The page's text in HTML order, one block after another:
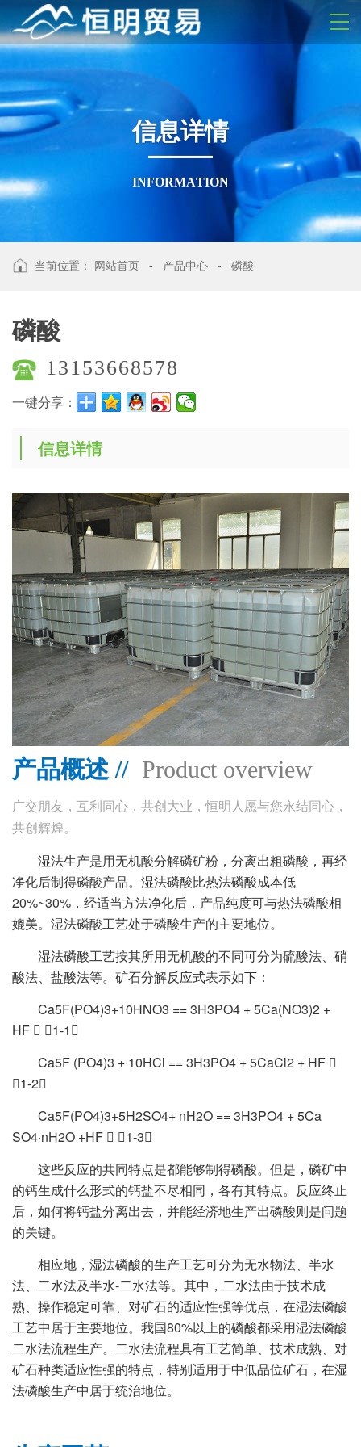
信息详情
INFORMATION
当前位置： 网站首页 - 产品中心 - 磷酸
磷酸
13153668578
一键分享：
信息详情
产品概述 // Product overview
广交朋友，互利同心，共创大业，恒明人愿与您永结同心，
共创辉煌。
湿法生产是用无机酸分解磷矿粉，分离出粗磷酸，再经
净化后制得磷酸产品。湿法磷酸比热法磷酸成本低
20%~30%，经适当方法净化后，产品纯度可与热法磷酸相
媲美。湿法磷酸工艺处于磷酸生产的主要地位。
湿法磷酸工艺按其所用无机酸的不同可分为硫酸法、硝
酸法、盐酸法等。矿石分解反应式表示如下：
Ca5F(PO4)3+10HNO3 == 3H3PO4 + 5Ca(NO3)2 +
HF  （1-1）
Ca5F (PO4)3 + 10HCl == 3H3PO4 + 5CaCl2 + HF 
（1-2）
Ca5F(PO4)3+5H2SO4+ nH2O == 3H3PO4 + 5Ca
SO4·nH2O +HF  （1-3）
这些反应的共同特点是都能够制得磷酸。但是，磷矿中
的钙生成什么形式的钙盐不尽相同，各有其特点。反应终止
后，如何将钙盐分离出去，并能经济地生产出磷酸则是问题
的关键。
相应地，湿法磷酸的生产工艺可分为无水物法、半水
法、二水法及半水-二水法等。其中，二水法由于技术成
熟、操作稳定可靠、对矿石的适应性强等优点，在湿法磷酸
工艺中居于主要地位。我国80%以上的磷酸都采用湿法磷酸
二水法流程生产。二水法流程具有工艺简单、技术成熟、对
矿石种类适应性强的特点，特别适用于中低品位矿石，在湿
法磷酸生产中居于统治地位。